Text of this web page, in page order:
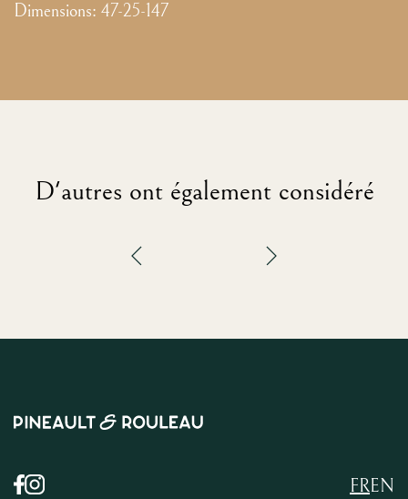
Dimensions: 47-25-147
D'autres ont également considéré
EN
FR